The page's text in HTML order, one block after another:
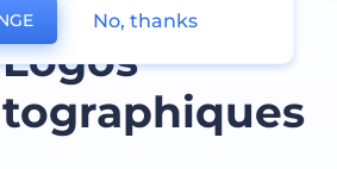
Logos
No, thanks